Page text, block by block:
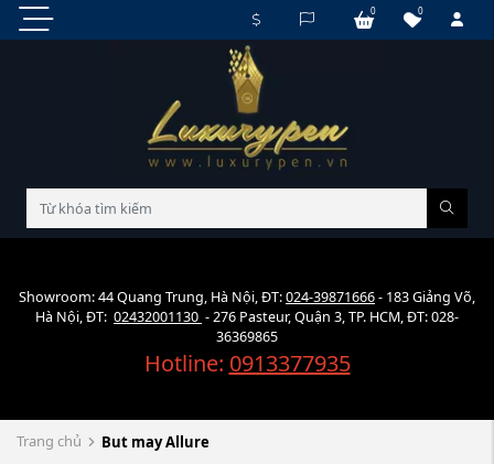
0
0
Showroom: 44 Quang Trung, Hà Nội, ĐT:024-39871666- 183 Giảng Võ,
Hà Nội, ĐT: 02432001130 - 276 Pasteur, Quận 3, TP. HCM, ĐT: 028-
36369865
Hotline: 0913377935
Trang chủ But may Allure